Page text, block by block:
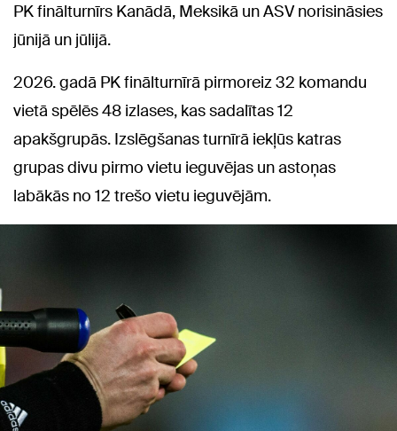
PK finālturnīrs Kanādā, Meksikā un ASV norisināsies
jūnijā un jūlijā.
2026. gadā PK finālturnīrā pirmoreiz 32 komandu
vietā spēlēs 48 izlases, kas sadalītas 12
apakšgrupās. Izslēgšanas turnīrā iekļūs katras
grupas divu pirmo vietu ieguvējas un astoņas
labākās no 12 trešo vietu ieguvējām.